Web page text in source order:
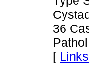
36
[ Links